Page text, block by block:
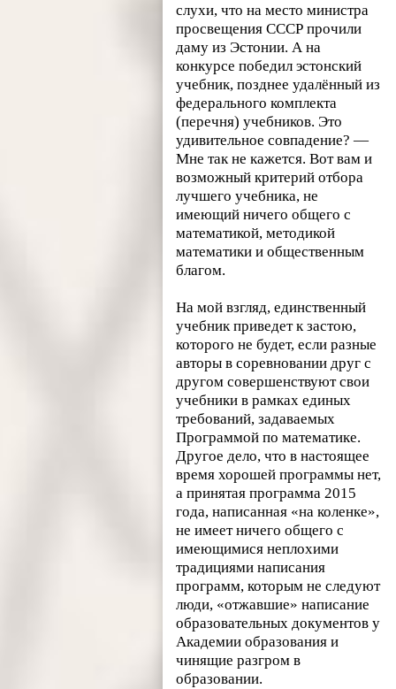
слухи, что на место министра
просвещения СССР прочили
даму из Эстонии. А на
конкурсе победил эстонский
учебник, позднее удалённый из
федерального комплекта
(перечня) учебников. Это
удивительное совпадение? —
Мне так не кажется. Вот вам и
возможный критерий отбора
лучшего учебника, не
имеющий ничего общего с
математикой, методикой
математики и общественным
благом.
На мой взгляд, единственный
учебник приведет к застою,
которого не будет, если разные
авторы в соревновании друг с
другом совершенствуют свои
учебники в рамках единых
требований, задаваемых
Программой по математике.
Другое дело, что в настоящее
время хорошей программы нет,
а принятая программа 2015
года, написанная «на коленке»,
не имеет ничего общего с
имеющимися неплохими
традициями написания
программ, которым не следуют
люди, «отжавшие» написание
образовательных документов у
Академии образования и
чинящие разгром в
образовании.